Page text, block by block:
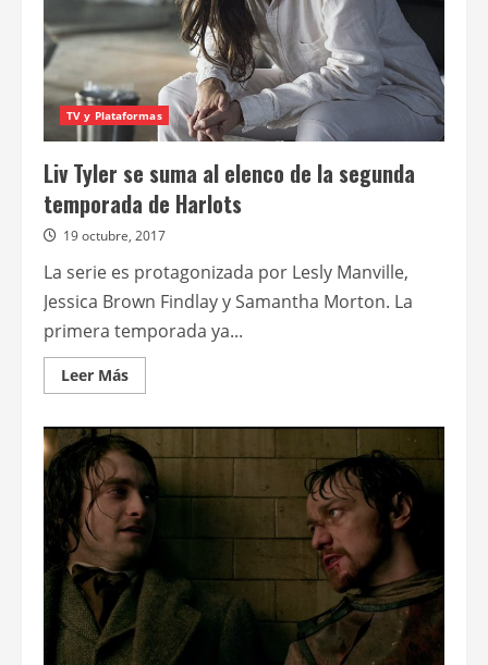
TV y Plataformas
Liv Tyler se suma al elenco de la segunda
temporada de Harlots
19 octubre, 2017
La serie es protagonizada por Lesly Manville,
Jessica Brown Findlay y Samantha Morton. La
primera temporada ya...
Leer MásLeer
más
Liv
Tyler
se
suma
al
elenco
de
la
segunda
temporada
de
Harlots